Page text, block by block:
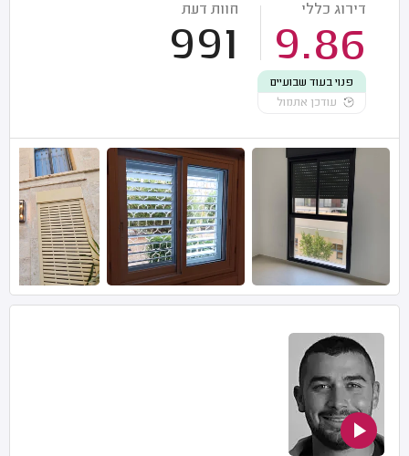
דירוג כללי
9.86
חוות דעת
991
פנוי בעוד שבועיים
עודכן אתמול